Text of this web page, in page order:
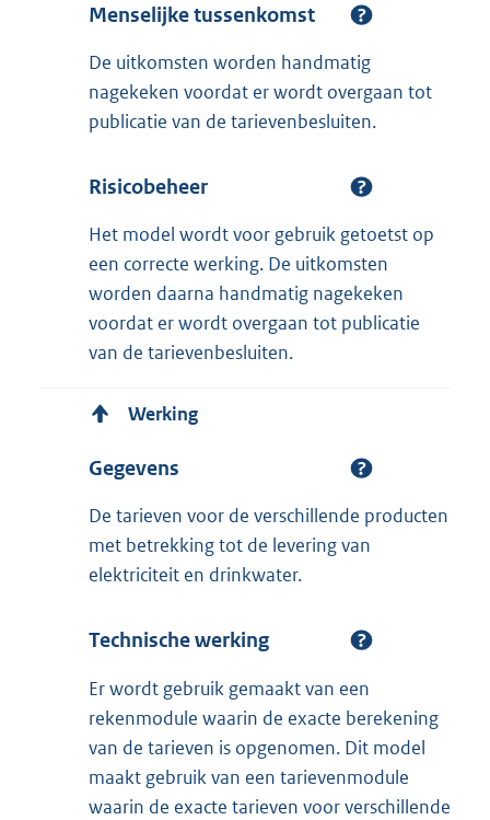
Menselijke tussenkomst
De uitkomsten worden handmatig
nagekeken voordat er wordt overgaan tot
publicatie van de tarievenbesluiten.​​
Risicobeheer
Het model wordt voor gebruik getoetst op
een correcte werking. De uitkomsten
worden daarna handmatig nagekeken
voordat er wordt overgaan tot publicatie
van de tarievenbesluiten.​​
Werking
Gegevens
De tarieven voor de verschillende producten
met betrekking tot de levering van
elektriciteit en drinkwater.
Technische werking
Er wordt gebruik gemaakt van een
rekenmodule waarin de exacte berekening
van de tarieven is opgenomen. Dit model
maakt gebruik van een tarievenmodule
waarin de exacte tarieven voor verschillende